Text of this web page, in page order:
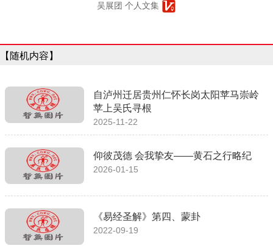
吴展团 个人文集
【随机内容】
自泸州迁居贵州仁怀长岗太阳苹马崇岭
苹上吴氏寻根
2025-11-22
仰彼茂德 会我挚友——黄石之行略纪
2026-01-15
《易经圣解》第四、蒙卦
2022-09-19